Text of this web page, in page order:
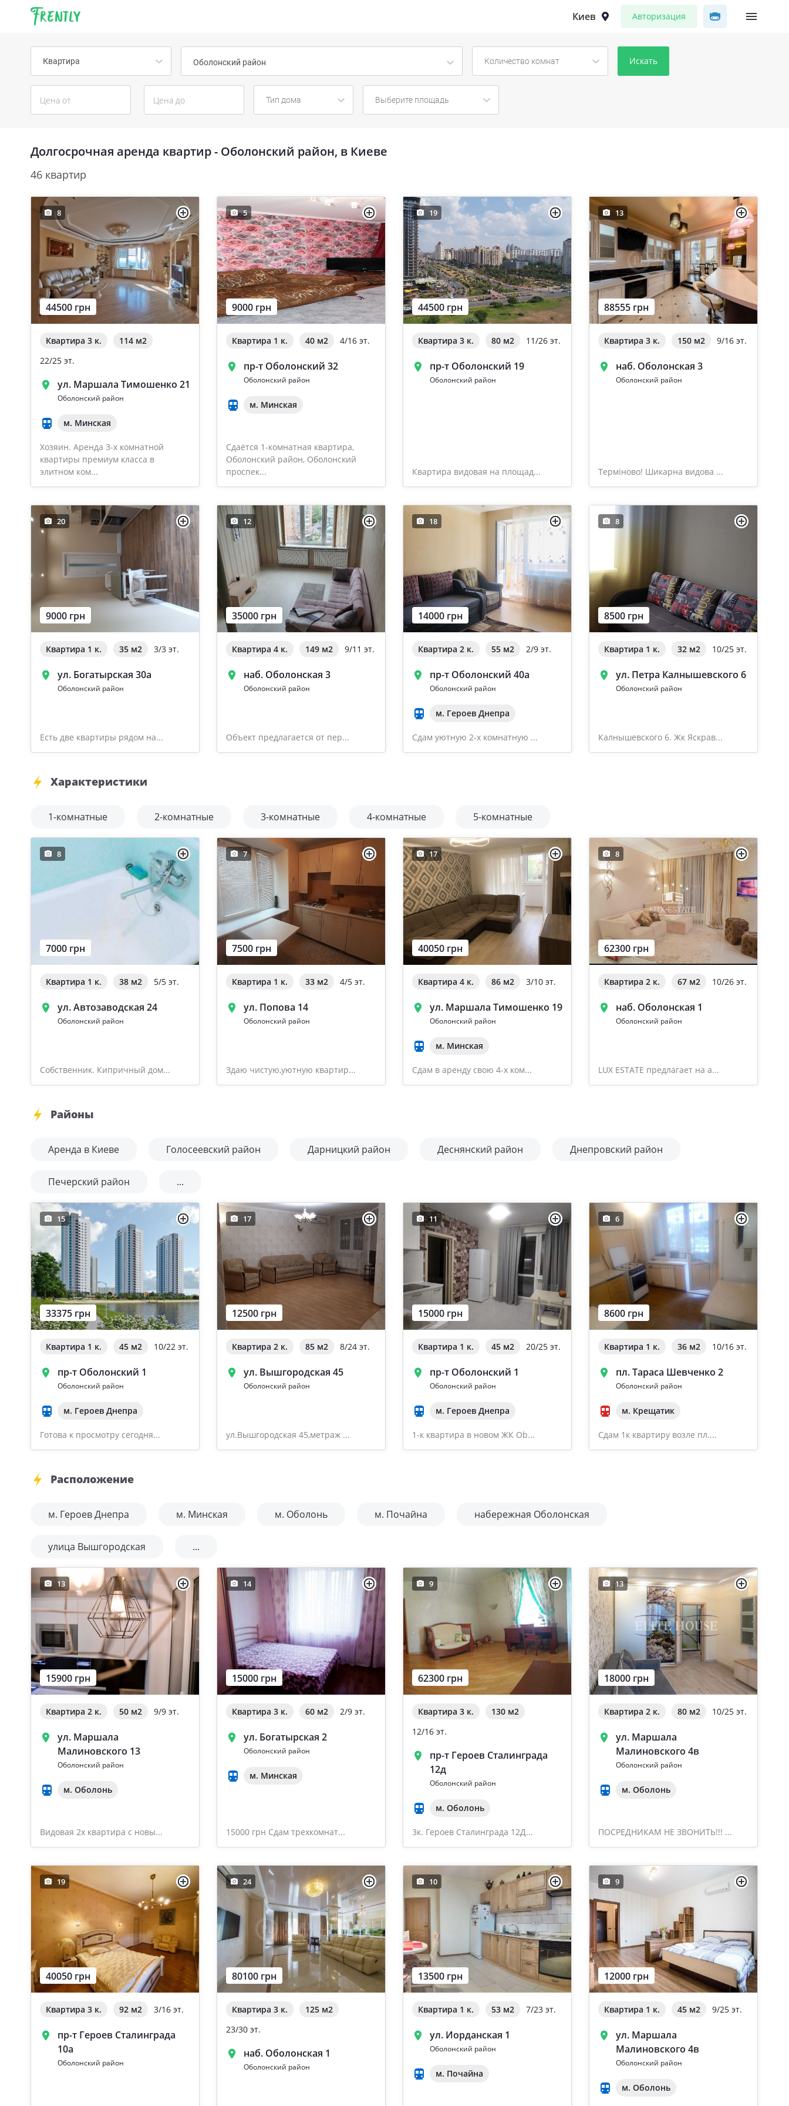
Frently Киев Авторизация
Квартира Оболонский район Количество комнат Искать
Тип дома Выберите площадь
Долгосрочная аренда квартир - Оболонский район, в Киеве
46 квартир
8
44500 грн
Квартира 3 к. 114 м2
22/25 эт.
ул. Маршала Тимошенко 21
Оболонский район
м. Минская
Хозяин. Аренда 3-х комнатной
квартиры премиум класса в
элитном ком...
5
9000 грн
Квартира 1 к. 40 м2 4/16 эт.
пр-т Оболонский 32
Оболонский район
м. Минская
Сдаётся 1-комнатная квартира,
Оболонский район, Оболонский
проспек...
19
44500 грн
Квартира 3 к. 80 м2 11/26 эт.
пр-т Оболонский 19
Оболонский район
Квартира видовая на площад...
13
88555 грн
Квартира 3 к. 150 м2 9/16 эт.
наб. Оболонская 3
Оболонский район
Терміново! Шикарна видова ...
20
9000 грн
Квартира 1 к. 35 м2 3/3 эт.
ул. Богатырская 30а
Оболонский район
Есть две квартиры рядом на...
12
35000 грн
Квартира 4 к. 149 м2 9/11 эт.
наб. Оболонская 3
Оболонский район
Объект предлагается от пер...
18
14000 грн
Квартира 2 к. 55 м2 2/9 эт.
пр-т Оболонский 40а
Оболонский район
м. Героев Днепра
Сдам уютную 2-х комнатную ...
8
8500 грн
Квартира 1 к. 32 м2 10/25 эт.
ул. Петра Калнышевского 6
Оболонский район
Калнышевского 6. Жк Яскрав...
Характеристики
1-комнатные 2-комнатные 3-комнатные 4-комнатные 5-комнатные
8
7000 грн
Квартира 1 к. 38 м2 5/5 эт.
ул. Автозаводская 24
Оболонский район
Собственник. Кипричный дом...
7
7500 грн
Квартира 1 к. 33 м2 4/5 эт.
ул. Попова 14
Оболонский район
Здаю чистую,уютную квартир...
17
40050 грн
Квартира 4 к. 86 м2 3/10 эт.
ул. Маршала Тимошенко 19
Оболонский район
м. Минская
Сдам в аренду свою 4-х ком...
8
62300 грн
Квартира 2 к. 67 м2 10/26 эт.
наб. Оболонская 1
Оболонский район
LUX ESTATE предлагает на а...
Районы
Аренда в Киеве Голосеевский район Дарницкий район Деснянский район Днепровский район
Печерский район ...
15
33375 грн
Квартира 1 к. 45 м2 10/22 эт.
пр-т Оболонский 1
Оболонский район
м. Героев Днепра
Готова к просмотру сегодня...
17
12500 грн
Квартира 2 к. 85 м2 8/24 эт.
ул. Вышгородская 45
Оболонский район
ул.Вышгородская 45,метраж ...
11
15000 грн
Квартира 1 к. 45 м2 20/25 эт.
пр-т Оболонский 1
Оболонский район
м. Героев Днепра
1-к квартира в новом ЖК Ob...
6
8600 грн
Квартира 1 к. 36 м2 10/16 эт.
пл. Тараса Шевченко 2
Оболонский район
м. Крещатик
Сдам 1к квартиру возле пл....
Расположение
м. Героев Днепра м. Минская м. Оболонь м. Почайна набережная Оболонская
улица Вышгородская ...
13
15900 грн
Квартира 2 к. 50 м2 9/9 эт.
ул. Маршала
Малиновского 13
Оболонский район
м. Оболонь
Видовая 2х квартира с новы...
14
15000 грн
Квартира 3 к. 60 м2 2/9 эт.
ул. Богатырская 2
Оболонский район
м. Минская
15000 грн Сдам трехкомнат...
9
62300 грн
Квартира 3 к. 130 м2
12/16 эт.
пр-т Героев Сталинграда
12д
Оболонский район
м. Оболонь
3к. Героев Сталинграда 12Д...
13
18000 грн
Квартира 2 к. 80 м2 10/25 эт.
ул. Маршала
Малиновского 4в
Оболонский район
м. Оболонь
ПОСРЕДНИКАМ НЕ ЗВОНИТЬ!!! ...
19
40050 грн
Квартира 3 к. 92 м2 3/16 эт.
пр-т Героев Сталинграда
10а
Оболонский район
24
80100 грн
Квартира 3 к. 125 м2
23/30 эт.
наб. Оболонская 1
Оболонский район
10
13500 грн
Квартира 1 к. 53 м2 7/23 эт.
ул. Иорданская 1
Оболонский район
м. Почайна
9
12000 грн
Квартира 1 к. 45 м2 9/25 эт.
ул. Маршала
Малиновского 4в
Оболонский район
м. Оболонь